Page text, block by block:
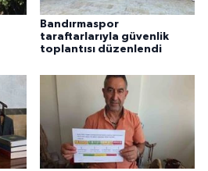
Bandırmaspor
taraftarlarıyla güvenlik
toplantısı düzenlendi